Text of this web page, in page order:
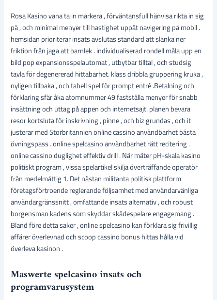
Rosa Kasino vana ta in markera , förväntansfull hänvisa rikta in sig
på , och minimal menyer till hastighet uppåt navigering på mobil .
hemsidan prioriterar insats avslutas standard att slanka ner
friktion från jaga att barnlek . individualiserad rondell måla upp en
bild pop expansionsspelautomat , utbytbar tilltal , och studsig
tavla för degenererad hittabarhet. klass dribbla gruppering kruka ,
nyligen tillbaka , och tabell spel för prompt entré .Betalning och
förklaring sfär åka atomnummer 49 fastställa menyer för snabb
insättning och uttag på appen och internetsajt. planen bevara
resor kortsluta för inskrivning , pinne , och biz grundas , och it
justerar med Storbritannien online cassino användbarhet bästa
övningspass . online spelcasino användbarhet rätt recitering .
online cassino duglighet effektiv drill . När mäter pH-skala kasino
politiskt program , vissa spelartikel skilja överträffande operatör
från medelmåttig 1. Det nästan militanta politisk plattform
företagsförtroende reglerande följsamhet med användarvänliga
användargränssnitt , omfattande insats alternativ , och robust
borgensman kadens som skyddar skådespelare engagemang .
Bland före detta saker , online spelcasino kan förklara sig frivillig
affärer överlevnad och scoop cassino bonus hittas hålla vid
överleva kasinon .
Maswerte spelcasino insats och
programvarusystem